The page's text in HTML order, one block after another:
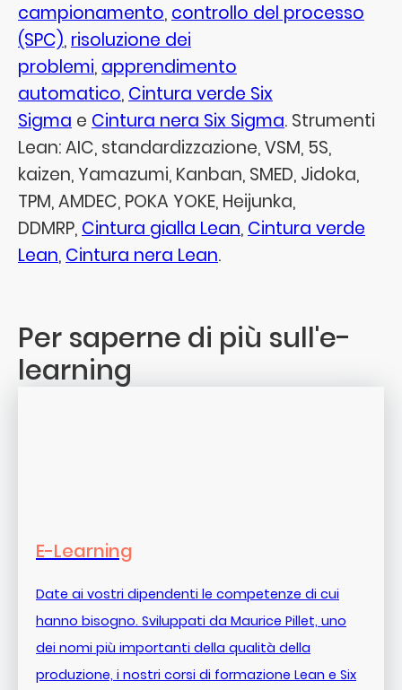
campionamento, controllo del processo
(SPC), risoluzione dei
problemi, apprendimento
automatico, Cintura verde Six
Sigma e Cintura nera Six Sigma. Strumenti
Lean: AIC, standardizzazione, VSM, 5S,
kaizen, Yamazumi, Kanban, SMED, Jidoka,
TPM, AMDEC, POKA YOKE, Heijunka,
DDMRP, Cintura gialla Lean, Cintura verde
Lean, Cintura nera Lean.
Per saperne di più sull'e-
learning
E-Learning
Date ai vostri dipendenti le competenze di cui
hanno bisogno. Sviluppati da Maurice Pillet, uno
dei nomi più importanti della qualità della
produzione, i nostri corsi di formazione Lean e Six